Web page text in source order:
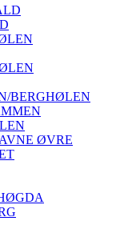
BERGHØLEN
ØVRE